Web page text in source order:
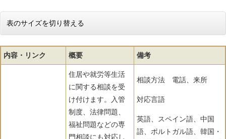
表のサイズを切り替える
内容・リンク 概要 備考
住居や就労等生活
に関する相談を受
け付けます。入管
制度、法律問題、
福祉問題などの専
門相談にも対応し
相談方法 電話、来所
対応言語
英語、スペイン語、中国
語、ポルトガル語、韓国・